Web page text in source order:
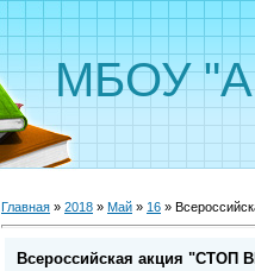
МБОУ
Главная » 2018 » Май » 16 »
Всероссийская акция "СТОП